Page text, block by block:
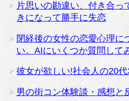
片思いの勘違い、付き合っ
きになって勝手に失恋
閉経後の女性の恋愛心理に
い。AIにいくつか質問して
彼女が欲しい!社会人の20
男の街コン体験談・感想と